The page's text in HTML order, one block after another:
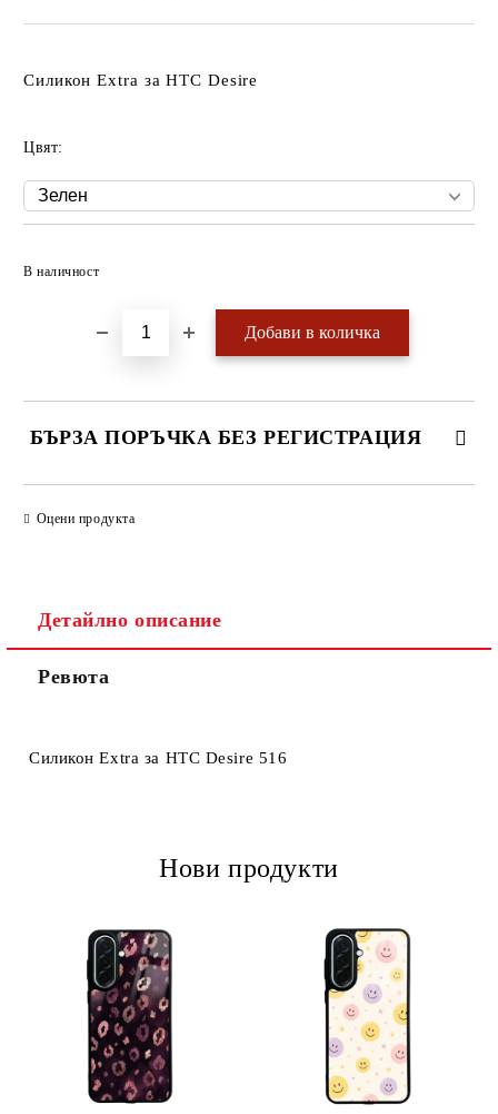
Силикон Extra за HTC Desire
Цвят:
В наличност
БЪРЗА ПОРЪЧКА БЕЗ РЕГИСТРАЦИЯ
Оцени продукта
Детайлно описание
Ревюта
Силикон Extra за HTC Desire 516
Нови продукти